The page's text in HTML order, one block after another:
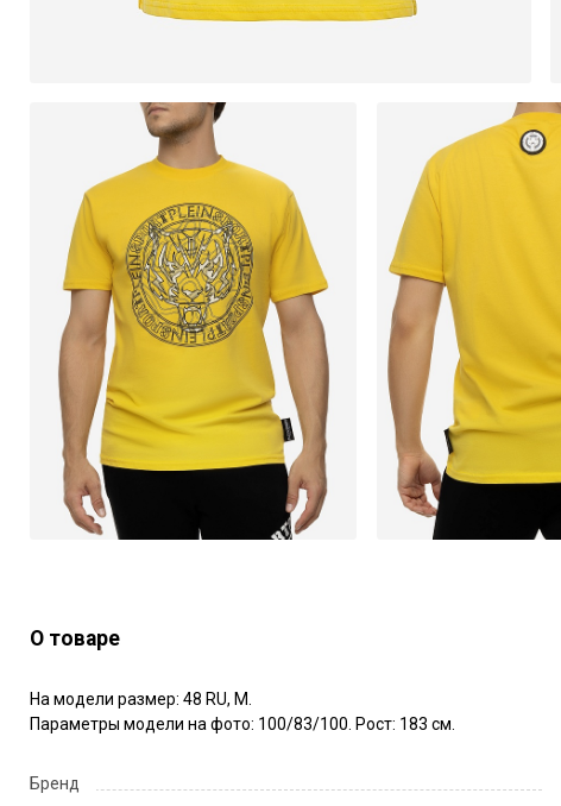
О товаре
На модели размер: 48 RU, M.
Параметры модели на фото: 100/83/100. Рост: 183 см.
Бренд